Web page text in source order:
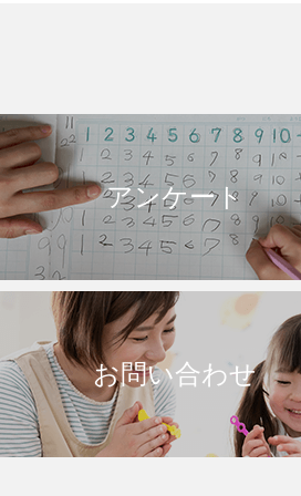
アンケート
お問い合わせ